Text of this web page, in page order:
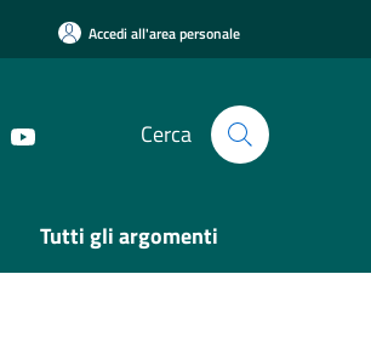
Accedi all'area personale
Cerca
Tutti gli argomenti